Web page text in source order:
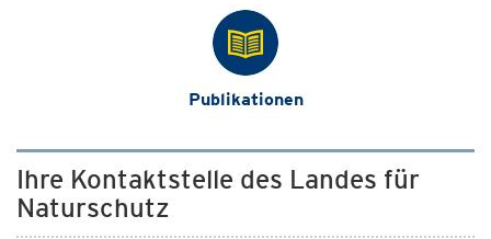
Publikationen
Ihre Kontaktstelle des Landes für
Naturschutz